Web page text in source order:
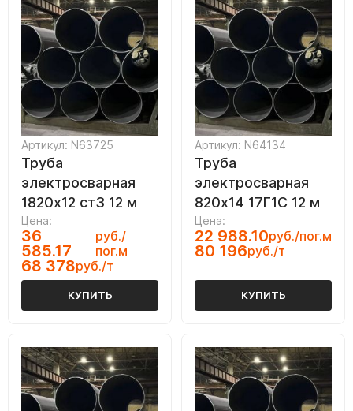
Артикул: N63725
Труба
электросварная
1820х12 ст3 12 м
Цена:
36
585.17
руб./
пог.м
68 378руб./т
КУПИТЬ
Артикул: N64134
Труба
электросварная
820х14 17Г1С 12 м
Цена:
22 988.10руб./пог.м
80 196руб./т
КУПИТЬ